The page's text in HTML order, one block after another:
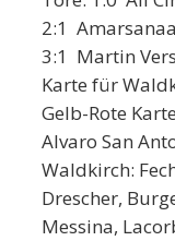
2:1
3:1 Martin
Karte für
Gelb-Rote
Alvaro San
Waldkirch:
Drescher,
Messina,